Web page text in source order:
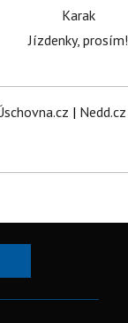
Karak
Jízdenky, prosím!
| Nedd.cz